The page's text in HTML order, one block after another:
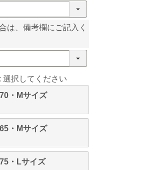
は、備考欄にご記入く
選択してください
・Mサイズ
・Mサイズ
・Lサイズ